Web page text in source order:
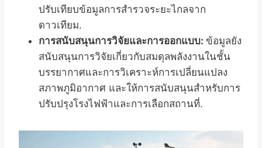
ปรับเทียบข้อมูลการสำรวจระยะไกลจาก
ดาวเทียม.
การสนับสนุนการวิจัยและการออกแบบ: ข้อมูลยัง
สนับสนุนการวิจัยเกี่ยวกับสมดุลพลังงานในชั้น
บรรยากาศและการวิเคราะห์การเปลี่ยนแปลง
สภาพภูมิอากาศ และให้การสนับสนุนสำหรับการ
ปรับปรุงโรงไฟฟ้าและการเลือกสถานที่.